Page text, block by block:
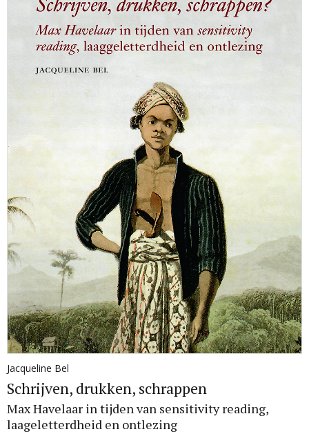
Jacqueline Bel
Schrijven, drukken, schrappen
Max Havelaar in tijden van sensitivity reading,
laageletterdheid en ontlezing